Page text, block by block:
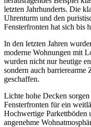
letzten Jahrhunderts. Die
Uhrenturm und den
Fensterfronten hat sich bis
In den letzten Jahren
moderne Wohnungen mit
wurden nicht nur heutige
sondern auch barrierearme
geschaffen.
Lichte hohe Decken
Fensterfronten für ein
Hochwertige Parkettböden
angenehme